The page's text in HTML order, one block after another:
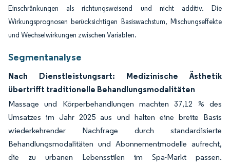
Einschränkungen als richtungsweisend und nicht additiv. Die
Wirkungsprognosen berücksichtigen Basiswachstum, Mischungseffekte
und Wechselwirkungen zwischen Variablen.
Segmentanalyse
Nach Dienstleistungsart: Medizinische Ästhetik
übertrifft traditionelle Behandlungsmodalitäten
Massage und Körperbehandlungen machten 37,12 % des
Umsatzes im Jahr 2025 aus und halten eine breite Basis
wiederkehrender Nachfrage durch standardisierte
Behandlungsmodalitäten und Abonnementmodelle aufrecht,
die zu urbanen Lebensstilen im Spa-Markt passen.